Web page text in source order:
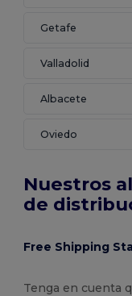
Getafe
Valladolid
Albacete
Oviedo
Nuestros
de
Free Shipping
Tenga en cuenta